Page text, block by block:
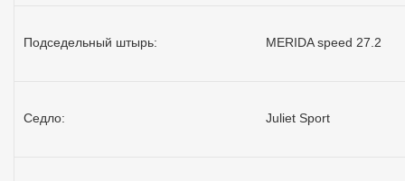
Подседельный штырь: MERIDA speed 27.2
Седло: Juliet Sport